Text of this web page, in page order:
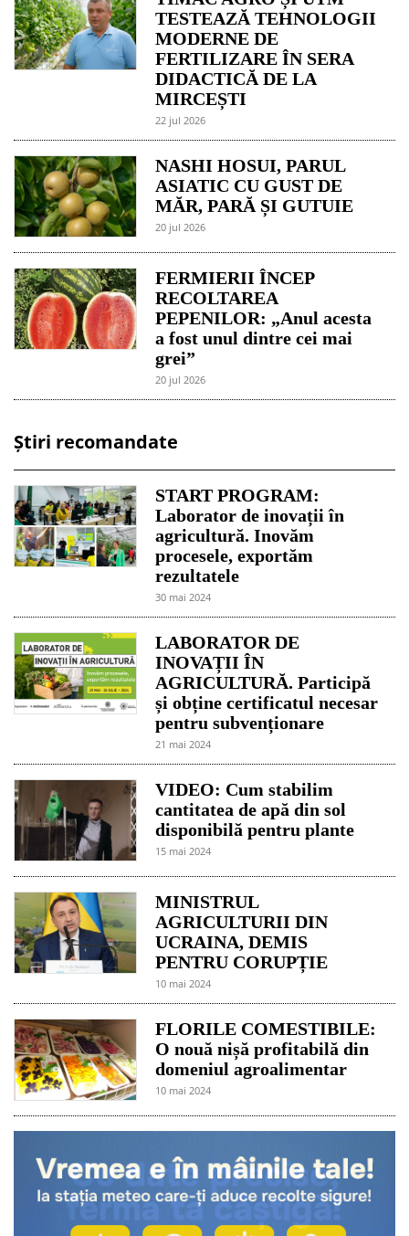
TESTEAZĂ TEHNOLOGII
MODERNE DE
FERTILIZARE ÎN SERA
DIDACTICĂ DE LA
MIRCEȘTI
22 jul 2026
NASHI HOSUI, PARUL
ASIATIC CU GUST DE
MĂR, PARĂ ȘI GUTUIE
20 jul 2026
FERMIERII ÎNCEP
RECOLTAREA
PEPENILOR: „Anul acesta
a fost unul dintre cei mai
grei”
20 jul 2026
Știri recomandate
START PROGRAM:
Laborator de inovații în
agricultură. Inovăm
procesele, exportăm
rezultatele
30 mai 2024
LABORATOR DE
INOVAȚII ÎN
AGRICULTURĂ. Participă
și obține certificatul necesar
pentru subvenționare
21 mai 2024
VIDEO: Cum stabilim
cantitatea de apă din sol
disponibilă pentru plante
15 mai 2024
MINISTRUL
AGRICULTURII DIN
UCRAINA, DEMIS
PENTRU CORUPȚIE
10 mai 2024
FLORILE COMESTIBILE:
O nouă nișă profitabilă din
domeniul agroalimentar
10 mai 2024